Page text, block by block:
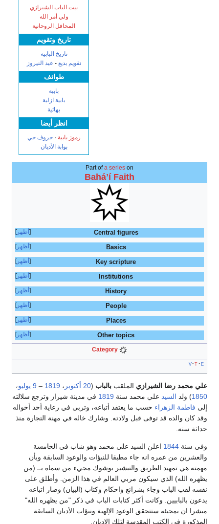
بيت الباب الشيرازي
ولي أمر الله
المحافل الروحانية
تاریخ وتقويم
تاريخ البابية
تقويم بديع - عيد النيروز
طوائف
بابية
بابية ازلية
بهائية
انظر أيضا
رموز بابية ·حروف حي
بوابة الأديان
Part ofa series on
Baháʼí Faith
أظهر Central figures
أظهر Basics
أظهر Key scripture
أظهر Institutions
أظهر History
أظهر People
أظهر Places
أظهر Other topics
Category
v t e
علي محمد رضا الشيرازي الملقب بالباب (20 أكتوبر ، 1819
– 9 يوليو
،
1850) ولد السيد علي محمد سنة 1819 في مدينة شيراز وترجع سلالته
إلى فاطمة الزهراء حسب ما يعتقد أتباعه، وتربى في رعاية أحد أخواله
وقد كان والده قد توفى قبل ولادته. وشارك خاله في مهنة التجارة منذ
حداثة سنه.
وفي سنة 1844 اعلن السيد علي محمد وهو شاب في الخامسة
والعشرين من عمره انه جاء مطبقا للنبؤات والوعود السابقة وبأن
مهمته هي تمهيد الطريق والتبشير بوشوك مجيء من سماه بــ (من
يظهره الله) الذي سيكون مربي العالم في هذا الزمن. وأطلق على
نفسه لقب الباب وجاء بشرائع واحكام وكتاب (البيان) وصار اتباعه
يدعون بالبابيين. وكانت أكثر كتابات الباب في ذكر "من يظهره الله"
مبشرا ان بمجيئه ستتحقق الوعود الإلهية ونبؤات الأديان السابقة
المذكورة في الكتب المقدسة لتلك الاديان.